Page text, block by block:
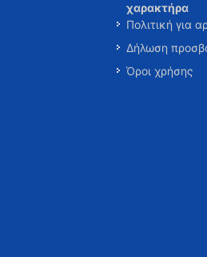
χαρακτήρα
Πολιτική για
Δήλωση
Όροι χρήσης